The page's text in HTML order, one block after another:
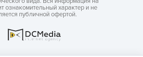
ознакомительный характер и не
публичной офертой.